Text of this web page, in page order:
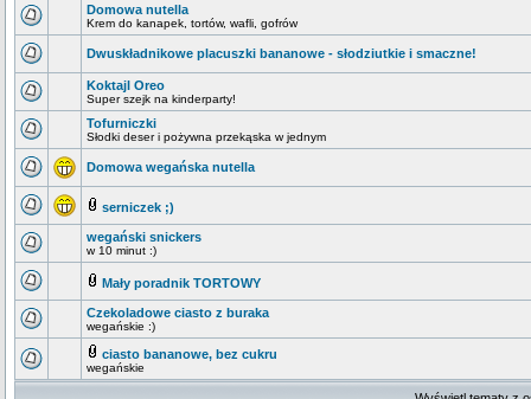
Domowa nutella
Krem do kanapek, tortów, wafli, gofrów
Dwuskładnikowe placuszki bananowe - słodziutkie i smaczne!
Koktajl Oreo
Super szejk na kinderparty!
Tofurniczki
Słodki deser i pożywna przekąska w jednym
Domowa wegańska nutella
serniczek ;)
wegański snickers
w 10 minut :)
Mały poradnik TORTOWY
Czekoladowe ciasto z buraka
wegańskie :)
ciasto bananowe, bez cukru
wegańskie